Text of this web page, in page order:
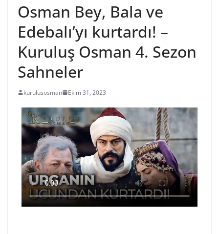
Osman Bey, Bala ve
Edebalı’yı kurtardı! –
Kuruluş Osman 4. Sezon
Sahneler
kurulusosman Ekim 31, 2023